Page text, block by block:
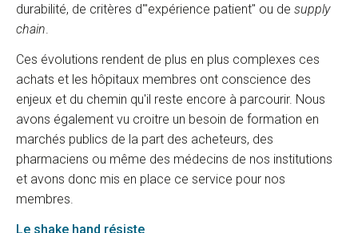
durabilité, de critères d'"expérience patient" ou de supply
chain.
Ces évolutions rendent de plus en plus complexes ces
achats et les hôpitaux membres ont conscience des
enjeux et du chemin qu'il reste encore à parcourir. Nous
avons également vu croitre un besoin de formation en
marchés publics de la part des acheteurs, des
pharmaciens ou même des médecins de nos institutions
et avons donc mis en place ce service pour nos
membres.
Le shake hand résiste